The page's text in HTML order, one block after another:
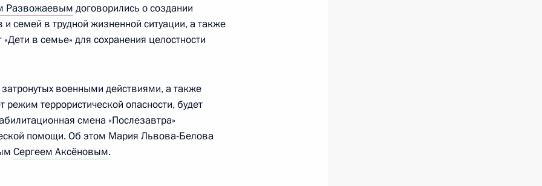
касающееся
в том числе редкими
Развожаевым договорились о создании
семей в трудной жизненной ситуации, а также
в семье» для сохранения целостности
военными действиями, а также
режим террористической опасности, будет
смена «Послезавтра»
помощи. Об этом Мария Львова-Белова
Сергеем Аксёновым.